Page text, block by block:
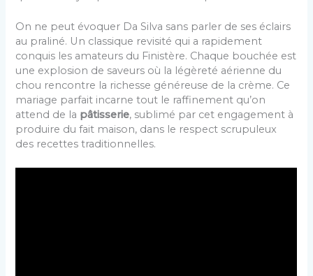
On ne peut évoquer Da Silva sans parler de ses éclairs
au praliné. Un classique revisité qui a rapidement
conquis les amateurs du Finistère. Chaque bouchée est
une explosion de saveurs où la légèreté aérienne du
chou rencontre la richesse généreuse de la crème. Ce
mariage parfait incarne tout le raffinement qu’on
attend de la pâtisserie, sublimé par cet engagement à
produire du fait maison, dans le respect scrupuleux
des recettes traditionnelles.